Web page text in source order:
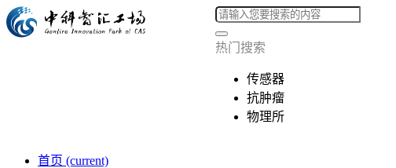
热门搜索
传感器
抗肿瘤
物理所
首页 (current)